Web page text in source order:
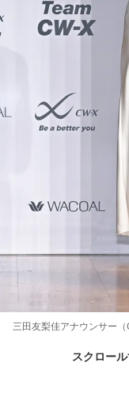
三田友梨佳アナウンサー
スクロー